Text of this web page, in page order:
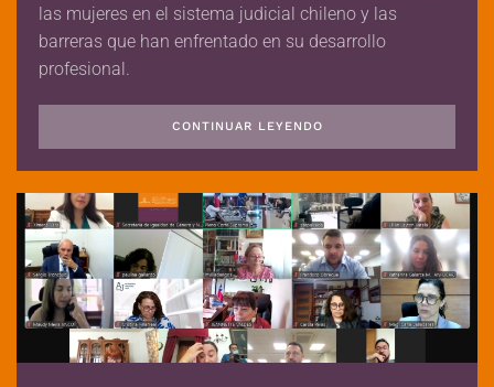
las mujeres en el sistema judicial chileno y las
barreras que han enfrentado en su desarrollo
profesional.
CONTINUAR LEYENDO